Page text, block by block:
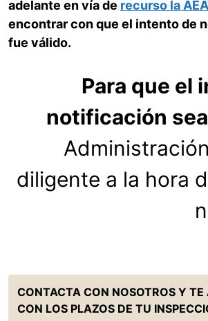
adelante en vía de recurso la
encontrar con que el intento de
fue válido.
Para que el
notificación
diligente a la hora
CONTACTA CON NOSOTROS Y
CON LOS PLAZOS DE TU